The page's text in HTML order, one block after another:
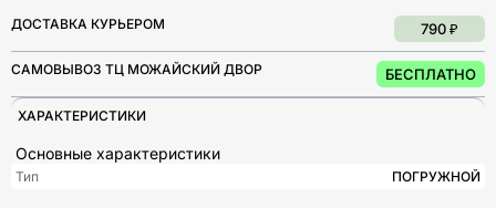
ДОСТАВКА КУРЬЕРОМ 790 ₽
САМОВЫВОЗ ТЦ МОЖАЙСКИЙ ДВОР БЕСПЛАТНО
ХАРАКТЕРИСТИКИ
Основные характеристики
Тип ПОГРУЖНОЙ